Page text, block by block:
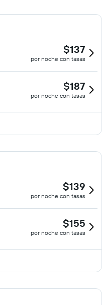
$137
por noche con tasas
$187
por noche con tasas
$139
por noche con tasas
$155
por noche con tasas